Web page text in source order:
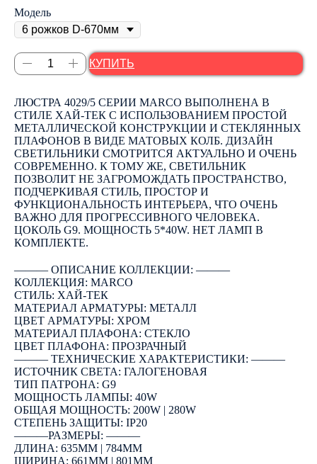
Модель
КУПИТЬ
ЛЮСТРА 4029/5 СЕРИИ MARCO ВЫПОЛНЕНА В
СТИЛЕ ХАЙ-ТЕК С ИСПОЛЬЗОВАНИЕМ ПРОСТОЙ
МЕТАЛЛИЧЕСКОЙ КОНСТРУКЦИИ И СТЕКЛЯННЫХ
ПЛАФОНОВ В ВИДЕ МАТОВЫХ КОЛБ. ДИЗАЙН
СВЕТИЛЬНИКИ СМОТРИТСЯ АКТУАЛЬНО И ОЧЕНЬ
СОВРЕМЕННО. К ТОМУ ЖЕ, СВЕТИЛЬНИК
ПОЗВОЛИТ НЕ ЗАГРОМОЖДАТЬ ПРОСТРАНСТВО,
ПОДЧЕРКИВАЯ СТИЛЬ, ПРОСТОР И
ФУНКЦИОНАЛЬНОСТЬ ИНТЕРЬЕРА, ЧТО ОЧЕНЬ
ВАЖНО ДЛЯ ПРОГРЕССИВНОГО ЧЕЛОВЕКА.
ЦОКОЛЬ G9. МОЩНОСТЬ 5*40W. НЕТ ЛАМП В
КОМПЛЕКТЕ.
――― ОПИСАНИЕ КОЛЛЕКЦИИ: ―――
КОЛЛЕКЦИЯ: MARCO
СТИЛЬ: ХАЙ-ТЕК
МАТЕРИАЛ АРМАТУРЫ: МЕТАЛЛ
ЦВЕТ АРМАТУРЫ: ХРОМ
МАТЕРИАЛ ПЛАФОНА: СТЕКЛО
ЦВЕТ ПЛАФОНА: ПРОЗРАЧНЫЙ
――― ТЕХНИЧЕСКИЕ ХАРАКТЕРИСТИКИ: ―――
ИСТОЧНИК СВЕТА: ГАЛОГЕНОВАЯ
ТИП ПАТРОНА: G9
МОЩНОСТЬ ЛАМПЫ: 40W
ОБЩАЯ МОЩНОСТЬ: 200W | 280W
СТЕПЕНЬ ЗАЩИТЫ: IP20
―――РАЗМЕРЫ: ―――
ДЛИНА: 635ММ | 784ММ
ШИРИНА: 661ММ | 801ММ